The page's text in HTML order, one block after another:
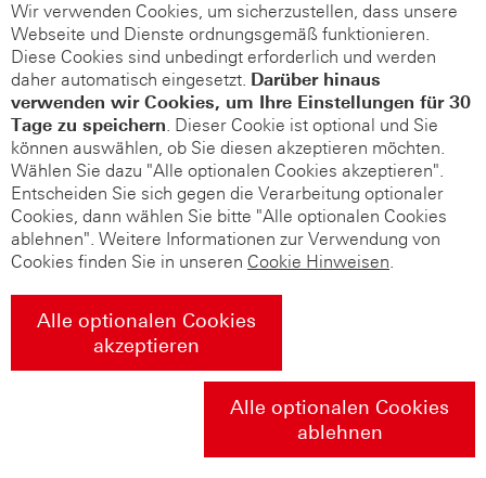
Wir verwenden Cookies, um sicherzustellen, dass unsere
Webseite und Dienste ordnungsgemäß funktionieren.
Diese Cookies sind unbedingt erforderlich und werden
daher automatisch eingesetzt. Darüber hinaus
verwenden wir Cookies, um Ihre Einstellungen für 30
Tage zu speichern. Dieser Cookie ist optional und Sie
können auswählen, ob Sie diesen akzeptieren möchten.
Wählen Sie dazu "Alle optionalen Cookies akzeptieren".
Entscheiden Sie sich gegen die Verarbeitung optionaler
Cookies, dann wählen Sie bitte "Alle optionalen Cookies
ablehnen". Weitere Informationen zur Verwendung von
Cookies finden Sie in unseren Cookie Hinweisen.
Alle optionalen Cookies
akzeptieren
Alle optionalen Cookies
ablehnen